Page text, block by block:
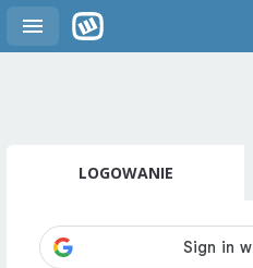
LOGOWANIE